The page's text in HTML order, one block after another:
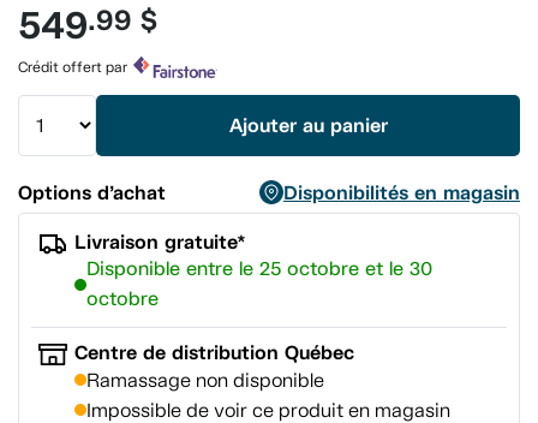
pour
ce
produit.
Lien
vers
page.
549.99 $
Crédit offert par
Ajouter au panier
Options d’achat
Disponibilités en magasin
Livraison gratuite*
Disponible entre le 25 octobre et le 30
octobre
Centre de distribution Québec
Ramassage non disponible
Impossible de voir ce produit en magasin